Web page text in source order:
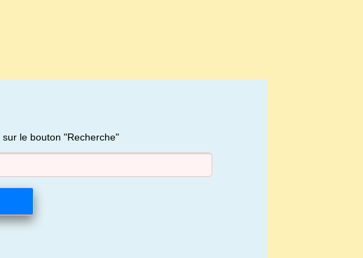
le bouton "Recherche"